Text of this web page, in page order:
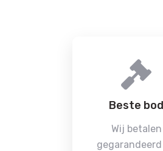
Beste bod
Wij betalen